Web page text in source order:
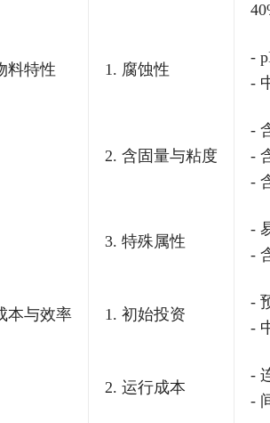
料特性 1. 腐蚀性
-
-
2. 含固量与粘度
-
-
-
3. 特殊属性
-
-
本与效率 1. 初始投资
-
-
2. 运行成本
-
-